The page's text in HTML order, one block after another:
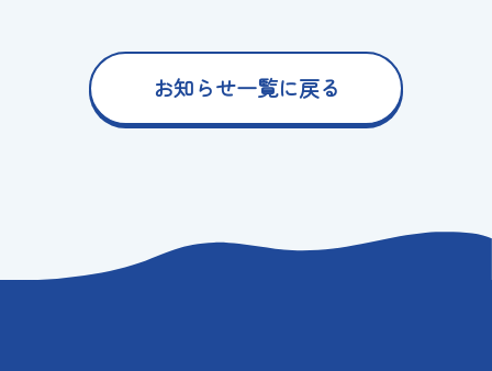
お知らせ一覧に戻る